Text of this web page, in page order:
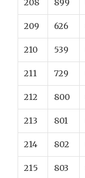
208 899
209 626
210 539
211 729
212 800
213 801
214 802
215 803